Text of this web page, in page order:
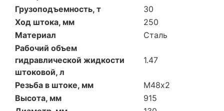
Грузоподъемность, т
30
Ход штока, мм
250
Материал
Сталь
Рабочий объем
гидравлической жидкости
штоковой, л
1.47
Резьба в штоке, мм
М48х2
Высота, мм
915